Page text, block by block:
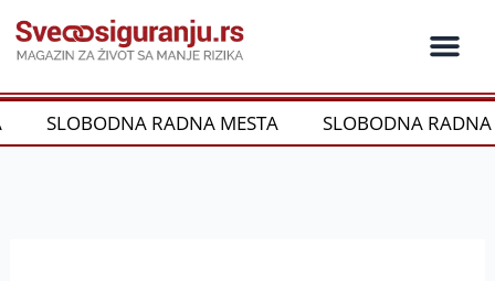
на
садржај
SLOBODNA RADNA MESTA SLOBODNA RADNA